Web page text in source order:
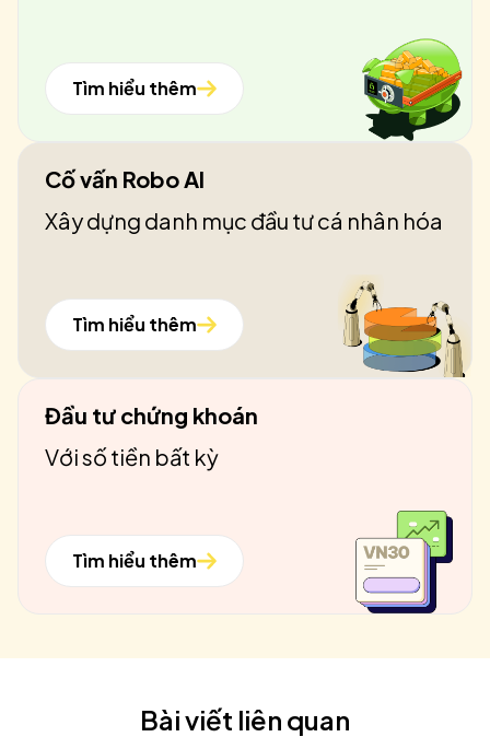
Tìm hiểu thêm
Cố vấn Robo AI
Xây dựng danh mục đầu tư cá nhân hóa
Tìm hiểu thêm
Đầu tư chứng khoán
Với số tiền bất kỳ
Tìm hiểu thêm
Bài viết liên quan